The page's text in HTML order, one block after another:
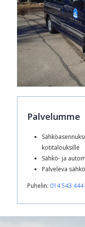
Palvelumme
kotitalouksille
Sähkö- ja
Palveleva
Puhelin: 014 543 444